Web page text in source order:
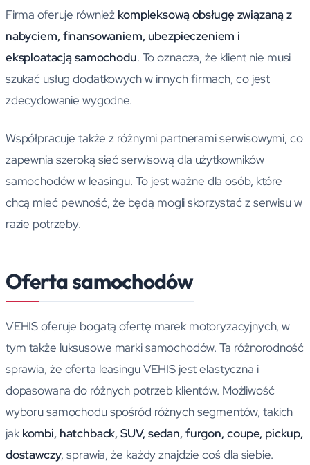
Firma oferuje również kompleksową obsługę związaną z
nabyciem, finansowaniem, ubezpieczeniem i
eksploatacją samochodu. To oznacza, że klient nie musi
szukać usług dodatkowych w innych firmach, co jest
zdecydowanie wygodne.
Współpracuje także z różnymi partnerami serwisowymi, co
zapewnia szeroką sieć serwisową dla użytkowników
samochodów w leasingu. To jest ważne dla osób, które
chcą mieć pewność, że będą mogli skorzystać z serwisu w
razie potrzeby.
Oferta samochodów
VEHIS oferuje bogatą ofertę marek motoryzacyjnych, w
tym także luksusowe marki samochodów. Ta różnorodność
sprawia, że oferta leasingu VEHIS jest elastyczna i
dopasowana do różnych potrzeb klientów. Możliwość
wyboru samochodu spośród różnych segmentów, takich
jak kombi, hatchback, SUV, sedan, furgon, coupe, pickup,
dostawczy, sprawia, że każdy znajdzie coś dla siebie.